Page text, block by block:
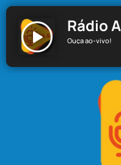
Rádio
Ouça ao-vivo!